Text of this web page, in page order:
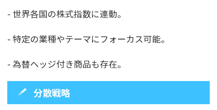
- 世界各国の株式指数に連動。
- 特定の業種やテーマにフォーカス可能。
- 為替ヘッジ付き商品も存在。
分散戦略